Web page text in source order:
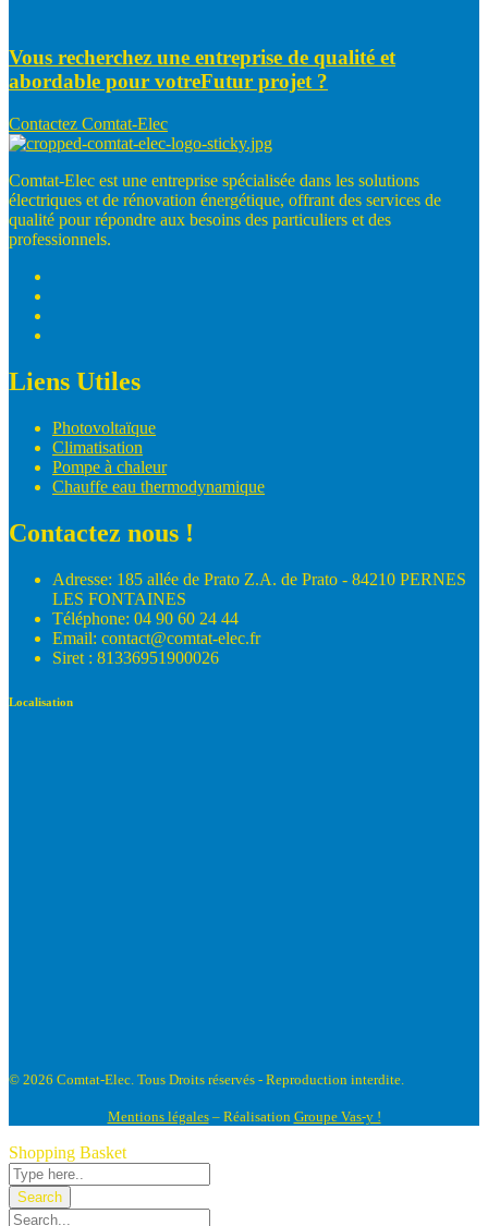
Vous recherchez une entreprise de qualité et
abordable pour votreFutur projet ?
Contactez Comtat-Elec
Comtat-Elec est une entreprise spécialisée dans les solutions
électriques et de rénovation énergétique, offrant des services de
qualité pour répondre aux besoins des particuliers et des
professionnels.
Liens Utiles
Photovoltaïque
Climatisation
Pompe à chaleur
Chauffe eau thermodynamique
Contactez nous !
Adresse: 185 allée de Prato Z.A. de Prato - 84210 PERNES
LES FONTAINES
Téléphone: 04 90 60 24 44
Email: contact@comtat-elec.fr
Siret : 81336951900026
Localisation
© 2026 Comtat-Elec. Tous Droits réservés - Reproduction interdite.
Mentions légales– Réalisation Groupe Vas-y !
Shopping Basket